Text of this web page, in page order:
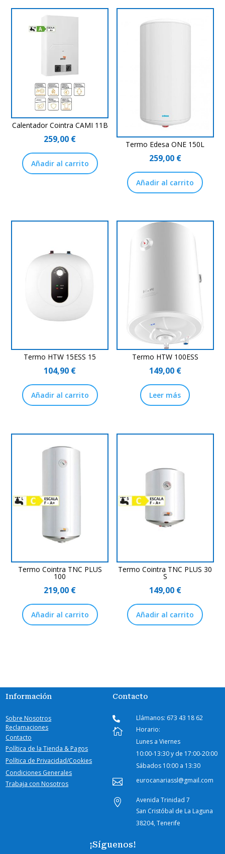
Calentador Cointra CAMI 11B
259,00 €
Añadir al carrito
Termo Edesa ONE 150L
259,00 €
Añadir al carrito
Termo HTW 15ESS 15
104,90 €
Añadir al carrito
Termo HTW 100ESS
149,00 €
Leer más
Termo Cointra TNC PLUS
100
219,00 €
Añadir al carrito
Termo Cointra TNC PLUS 30
S
149,00 €
Añadir al carrito
Información
Sobre Nosotros
Reclamaciones
Contacto
Política de la Tienda & Pagos
Política de Privacidad/Cookies
Condiciones Generales
Trabaja con Nosotros
Contacto
 Llámanos: 673 43 18 62

Horario:
Lunes a Viernes
10:00-13:30 y de 17:00-20:00
Sábados 10:00 a 13:30
 eurocanariassl@gmail.com

Avenida Trinidad 7
San Cristóbal de La Laguna
38204, Tenerife
¡Síguenos!